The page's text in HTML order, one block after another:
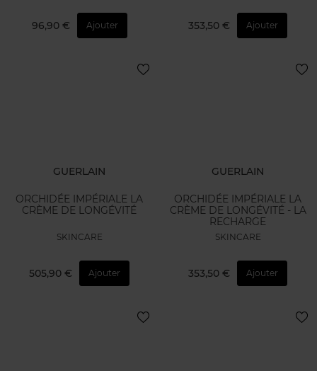
96,90 € Ajouter 353,50 € Ajouter
GUERLAIN
ORCHIDÉE IMPÉRIALE LA
CRÈME DE LONGÉVITÉ
SKINCARE
505,90 € Ajouter
GUERLAIN
ORCHIDÉE IMPÉRIALE LA
CRÈME DE LONGÉVITÉ - LA
RECHARGE
SKINCARE
353,50 € Ajouter